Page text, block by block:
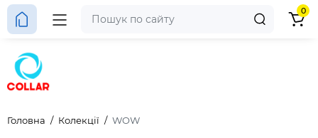
0
Головна Колекції WOW